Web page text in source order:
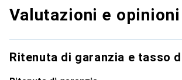
Valutazioni e opinioni
Ritenuta di garanzia e tasso